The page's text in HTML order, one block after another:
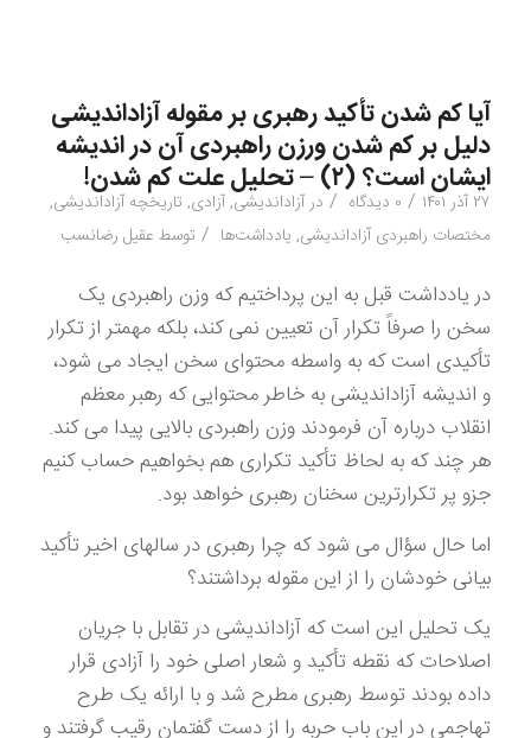
آیا کم شدن تأکید رهبری بر مقوله آزاداندیشی
دلیل بر کم شدن ورزن راهبردی آن در اندیشه
ایشان است؟ (۲) – تحلیل علت کم شدن!
۲۷ آذر ۱۴۰۱ / ۰ دیدگاه / در آزاداندیشی,آزادی, تاریخچه آزاداندیشی,
مختصات راهبردی آزاداندیشی, یادداشت‌ها / توسط عقیل رضانسب
در یادداشت قبل به این پرداختیم که وزن راهبردی یک
سخن را صرفاً تکرار آن تعیین نمی کند، بلکه مهمتر از تکرار
تأکیدی است که به واسطه محتوای سخن ایجاد می شود،
و اندیشه آزاداندیشی به خاطر محتوایی که رهبر معظم
انقلاب درباره آن فرمودند وزن راهبردی بالایی پیدا می کند.
هر چند که به لحاظ تأکید تکراری هم بخواهیم حساب کنیم
جزو پر تکرارترین سخنان رهبری خواهد بود.
اما حال سؤال می شود که چرا رهبری در سالهای اخیر تأکید
بیانی خودشان را از این مقوله برداشتند؟
یک تحلیل این است که آزاداندیشی در تقابل با جریان
اصلاحات که نقطه تأکید و شعار اصلی خود را آزادی قرار
داده بودند توسط رهبری مطرح شد و با ارائه یک طرح
تهاجمی در این باب حربه را از دست گفتمان رقیب گرفتند و